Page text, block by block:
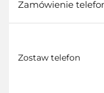
Zamówienie
Zostaw telefon